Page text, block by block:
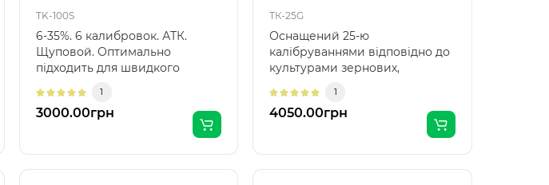
TK-100S
6-35%. 6 калибровок. АТК.
Щуповой. Оптимально
підходить для швидкого
на..
1
3000.00грн
ТК-25G
Оснащений 25-ю
калібруваннями відповідно до
культурами зернових,
компенса..
1
4050.00грн